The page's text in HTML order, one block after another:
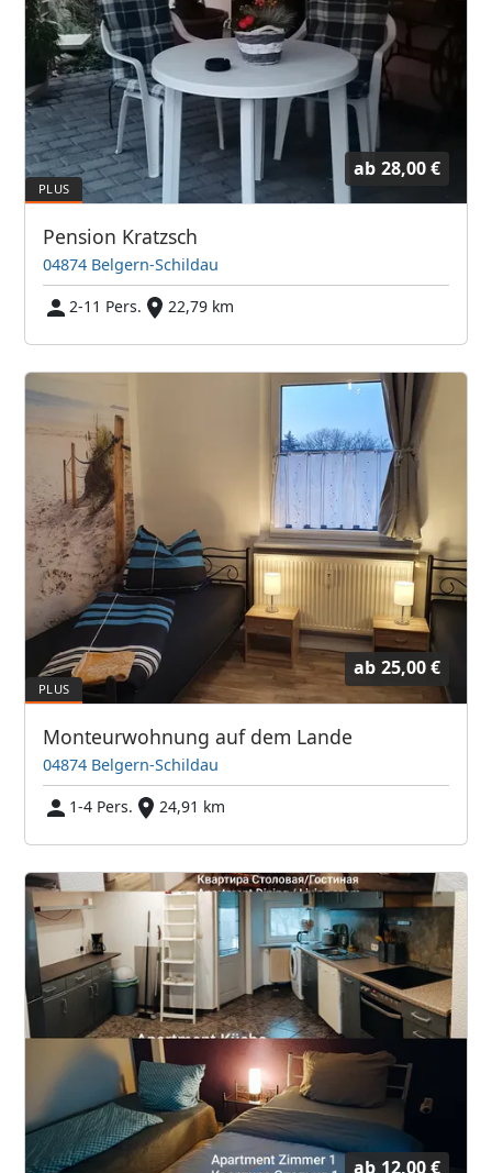
ab 28,00 €
Pension Kratzsch
04874 Belgern-Schildau
2-11 Pers.
22,79 km
ab 25,00 €
Monteurwohnung auf dem Lande
04874 Belgern-Schildau
1-4 Pers.
24,91 km
ab 12,00 €